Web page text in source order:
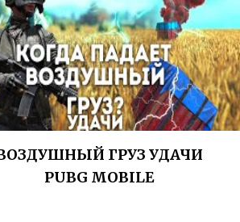
ГРУЗ УДАЧИ
PUBG MOBILE